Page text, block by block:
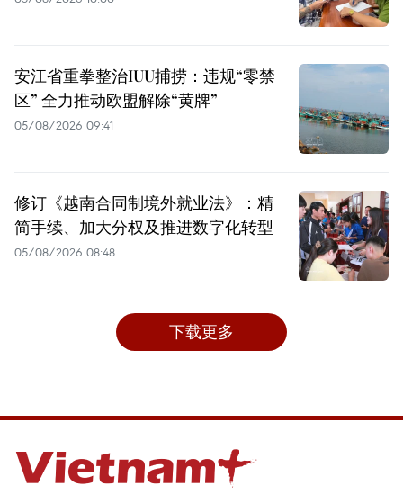
安江省重拳整治IUU捕捞：违规“零禁
区” 全力推动欧盟解除“黄牌”
05/08/2026 09:41
修订《越南合同制境外就业法》：精
简手续、加大分权及推进数字化转型
05/08/2026 08:48
下载更多